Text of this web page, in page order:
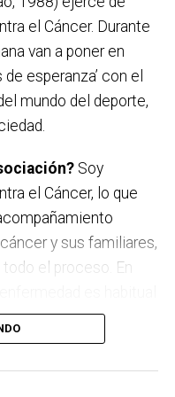
el Cáncer. Durante
van a poner en
esperanza’ con el
mundo del deporte,
Soy
el Cáncer, lo que
y sus familiares,
el proceso. En
y mucho
lado en esos
orientarles y